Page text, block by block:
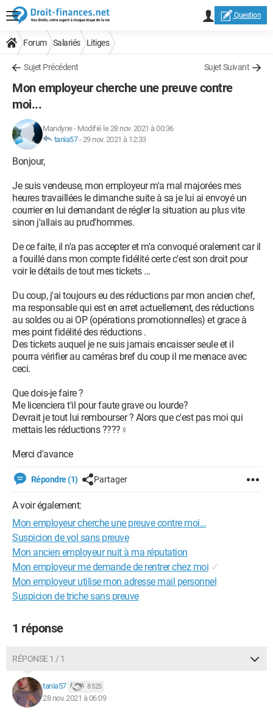
Question
Forum Salariés Litiges
Sujet Précédent Sujet Suivant
Mon employeur cherche une preuve contre
moi...
Mandyne- Modifié le 28 nov. 2021 à 00:36
tania57-29 nov. 2021 à 12:33
Bonjour,
Je suis vendeuse, mon employeur m'a mal majorées mes
heures travaillées le dimanche suite à sa je lui ai envoyé un
courrier en lui demandant de régler la situation au plus vite
sinon j'allais au prud'hommes.
De ce faite, il n'a pas accepter et m'a convoqué oralement car il
a fouillé dans mon compte fidélité certe c'est son droit pour
voir le détails de tout mes tickets ...
Du coup, j'ai toujours eu des réductions par mon ancien chef,
ma responsable qui est en arret actuellement, des réductions
au soldes ou ai OP (opérations promotionnelles) et grace à
mes point fidélité des réductions .
Des tickets auquel je ne suis jamais encaisser seule et il
pourra vérifier au caméras bref du coup il me menace avec
ceci.
Que dois-je faire ?
Me licenciera t'il pour faute grave ou lourde?
Devrait je tout lui rembourser ? Alors que c'est pas moi qui
mettais les réductions ????‍♀️
Merci d'avance
Répondre (1) Partager
A voir également:
Mon employeur cherche une preuve contre moi...
Suspicion de vol sans preuve
Mon ancien employeur nuit à ma réputation
Mon employeur me demande de rentrer chez moi ✓
Mon employeur utilise mon adresse mail personnel
Suspicion de triche sans preuve
1 réponse
RÉPONSE 1 / 1
tania57 8 525
28 nov. 2021 à 06:09